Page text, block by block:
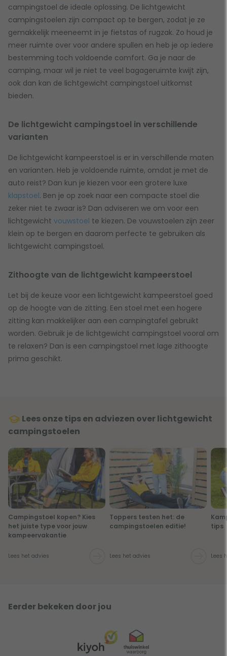
campingstoel de ideale oplossing. De lichtgewicht
campingstoelen zijn compact op te bergen, zodat je ze
gemakkelijk meeneemt in je fietstas of rugzak. Zo houd je
meer ruimte over voor andere spullen en heb je op iedere
bestemming toch voldoende comfort. Ga je naar de
camping, maar wil je niet te veel bagageruimte kwijt zijn,
ook dan kan de lichtgewicht campingstoel uitkomst
bieden.
De lichtgewicht campingstoel in verschillende
varianten
De lichtgewicht kampeerstoel is er in verschillende maten
en varianten. Heb je voldoende ruimte, omdat je met de
auto reist? Dan kun je kiezen voor een grotere luxe
klapstoel. Ben je op zoek naar een compacte stoel die
zeker niet te zwaar is? Dan adviseren we om voor een
lichtgewicht vouwstoel te kiezen. De vouwstoelen zijn zeer
klein op te bergen en daarom perfecte te gebruiken als
lichtgewicht campingstoel.
Zithoogte van de lichtgewicht kampeerstoel
Let bij de keuze voor een lichtgewicht kampeerstoel goed
op de hoogte van de zitting. Een stoel met een hogere
zitting kan makkelijker aan een campingtafel gebruikt
worden. Gebruik je de lichtgewicht campingstoel vooral om
te relaxen? Dan is een campingstoel met lage zithoogte
prima geschikt.
Lees onze tips en adviezen over lichtgewicht
campingstoelen
Campingstoel kopen? Kies
het juiste type voor jouw
kampeervakantie
Lees het advies
Toppers testen het: de
campingstoelen editie!
Lees het advies
tips
Lees
Eerder bekeken door jou